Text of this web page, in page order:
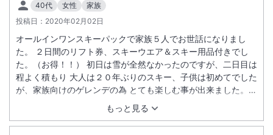
40代 女性
家族
投稿日： 2020年02月02日
もっと見る
オールインワンスキーパックで家族５人でお世話になりまし
た。 ２日間のリフト券、スキーウエア＆スキー用品付きでし
た。（お得！！） 初日は雪が全然なかったのですが、二日目は
程よく積もり 大人は２０年ぶりのスキー、子供は初めてでした
が、家族向けのゲレンデの為 とても楽しむ事が出来ました。
朝と夕食はバイキングの種類は多く、子供達も大喜び。 お風呂
は温泉で身体はポカポカに。 ホテルやスキー場のスタッフの方
の対応もとても良く 家族みんな大満足でした！ありがとうござ